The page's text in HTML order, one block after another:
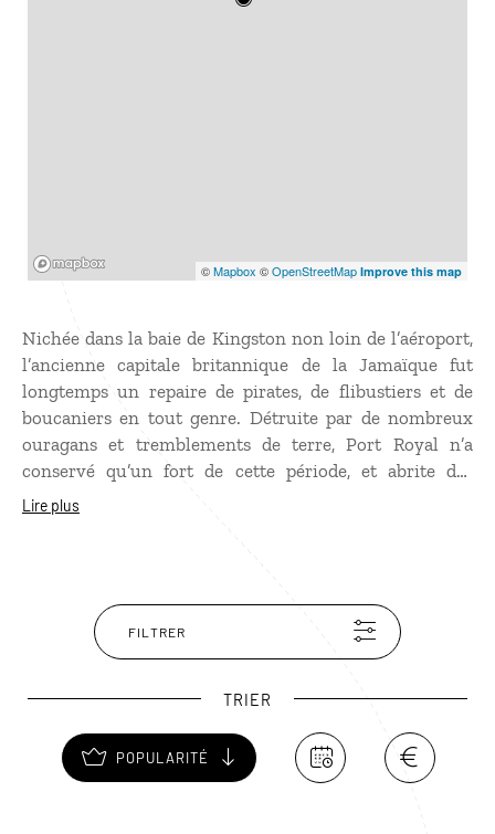
©Mapbox ©OpenStreetMap Improve this map
Nichée dans la baie de Kingston non loin de l’aéroport,
l’ancienne capitale britannique de la Jamaïque fut
longtemps un repaire de pirates, de flibustiers et de
boucaniers en tout genre. Détruite par de nombreux
ouragans et tremblements de terre, Port Royal n’a
conservé qu’un fort de cette période, et abrite des
trésors engloutis, notamment des artefacts du peuple
des villages de pêcheurs jamaïcains.
Lire plus
FILTRER
TRIER
POPULARITÉ